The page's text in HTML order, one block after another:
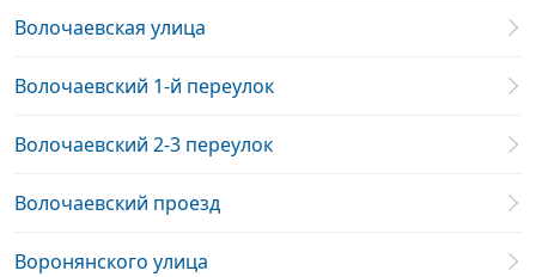
Волочаевская улица
Волочаевский 1-й переулок
Волочаевский 2-3 переулок
Волочаевский проезд
Воронянского улица